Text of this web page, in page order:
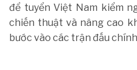
để tuyển Việt Nam kiểm
chiến thuật và nâng cao
bước vào các trận đấu